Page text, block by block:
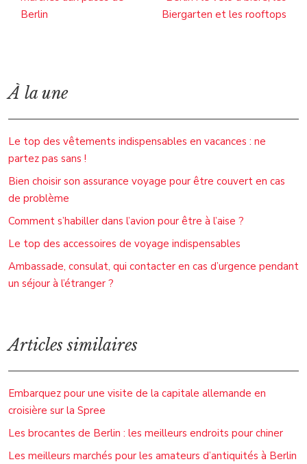
Berlin
Biergarten et les rooftops
À la une
Le top des vêtements indispensables en vacances : ne
partez pas sans !
Bien choisir son assurance voyage pour être couvert en cas
de problème
Comment s’habiller dans l’avion pour être à l’aise ?
Le top des accessoires de voyage indispensables
Ambassade, consulat, qui contacter en cas d’urgence pendant
un séjour à l’étranger ?
Articles similaires
Embarquez pour une visite de la capitale allemande en
croisière sur la Spree
Les brocantes de Berlin : les meilleurs endroits pour chiner
Les meilleurs marchés pour les amateurs d’antiquités à Berlin